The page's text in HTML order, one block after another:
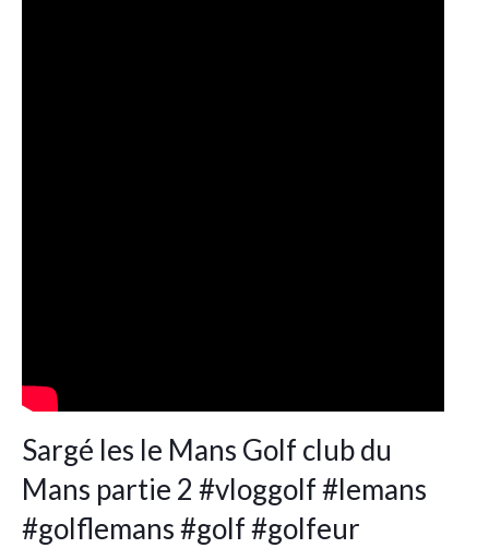
Sargé les le Mans Golf club du
Mans partie 2 #vloggolf #lemans
#golflemans #golf #golfeur